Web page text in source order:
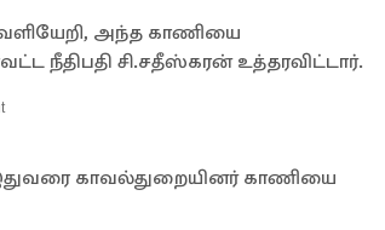
அந்த காணியை
நீதிபதி சி.சதீஸ்கரன் உத்தரவிட்டார்.
காவல்துறையினர் காணியை